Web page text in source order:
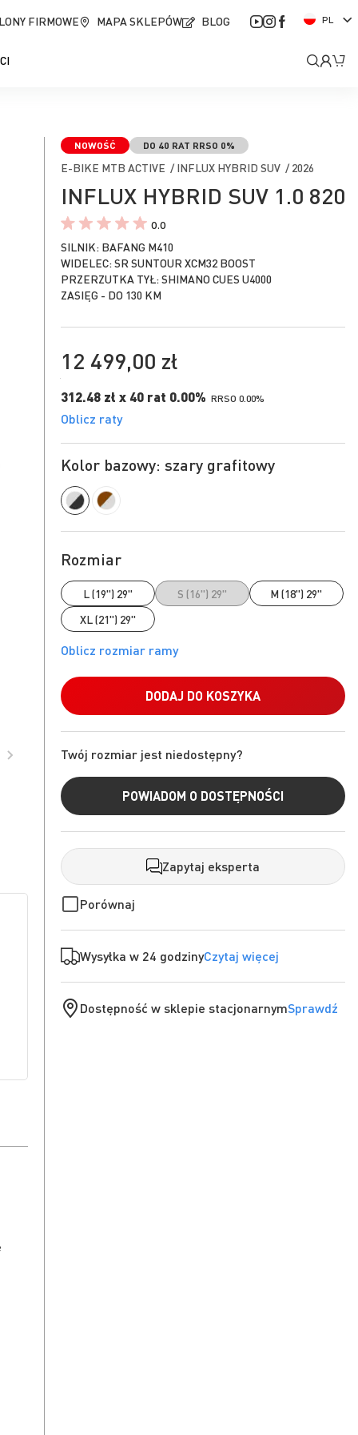
FIRMOWE MAPA SKLEPÓW BLOG
J
y
PL
Moje
INFLUX HYBRID SUV 1.0 820
0.0
NOWOŚĆ DO 40 RAT RRSO 0%
E-BIKE MTB ACTIVE / INFLUX HYBRID SUV / 2026
SILNIK: BAFANG M410
WIDELEC: SR SUNTOUR XCM32 BOOST
PRZERZUTKA TYŁ: SHIMANO CUES U4000
ZASIĘG - DO 130 KM
Kolor bazowy: szary grafitowy
Rozmiar
L (19") 29" S (16") 29"
M (18") 29"
XL (21") 29"
DODAJ DO KOSZYKA
Zapytaj eksperta
Porównaj
12 499,00 zł
312.48 zł x 40 rat 0.00% RRSO 0.00%
Oblicz raty
Wysyłka w 24 godzinyCzytaj więcej
Dostępność w sklepie stacjonarnymSprawdź
Twój rozmiar jest niedostępny?
POWIADOM O DOSTĘPNOŚCI